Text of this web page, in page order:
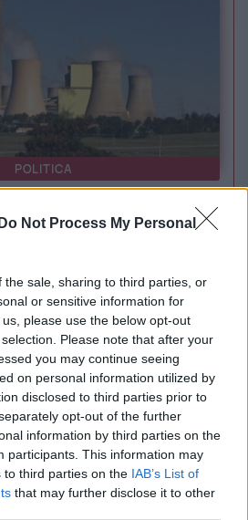
Do Not Process My Personal
the sale, sharing to third parties, or
or sensitive information for
please use the below opt-out
Please note that after your
you may continue seeing
on personal information utilized by
disclosed to third parties prior to
opt-out of the further
information by third parties on the
participants. This information may
to third parties on the IAB’s List of
that may further disclose it to other
POLITICA
mecanismului european
energie și susține
lui Bolojan